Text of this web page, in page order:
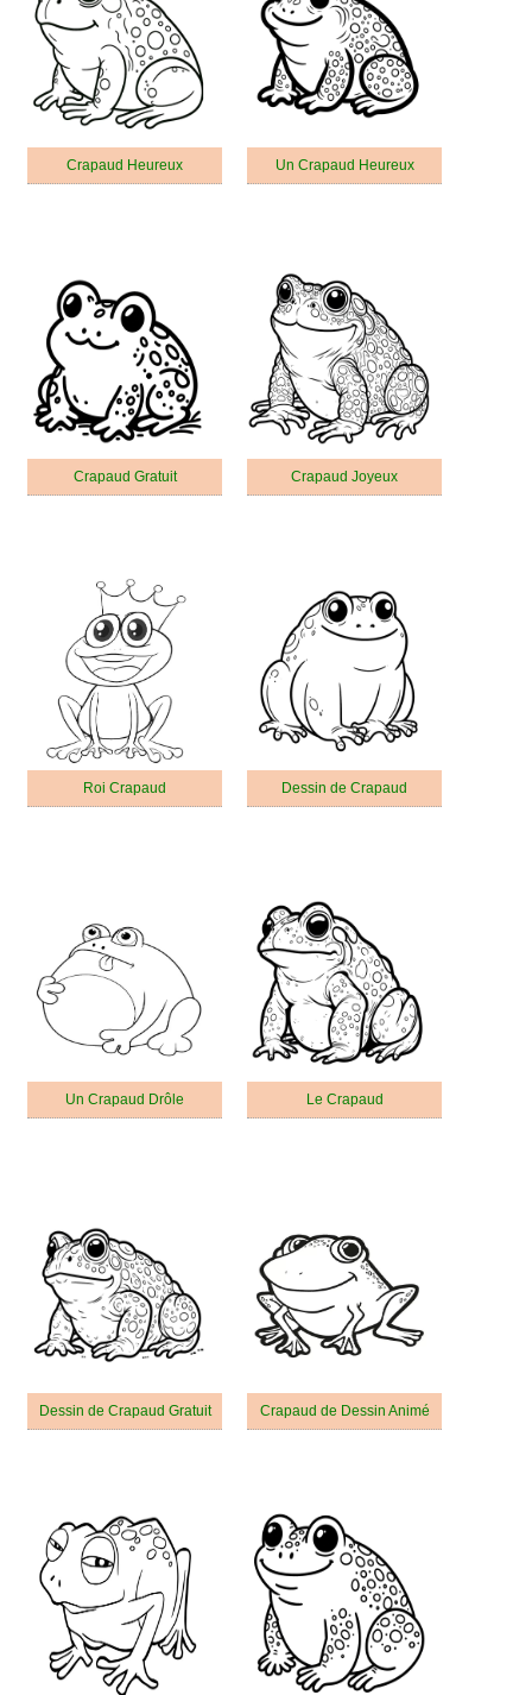
Crapaud Heureux Un Crapaud Heureux
Crapaud Gratuit Crapaud Joyeux
Roi Crapaud Dessin de Crapaud
Un Crapaud Drôle Le Crapaud
Dessin de Crapaud Gratuit Crapaud de Dessin Animé